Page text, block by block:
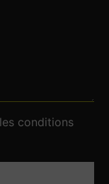
conditions